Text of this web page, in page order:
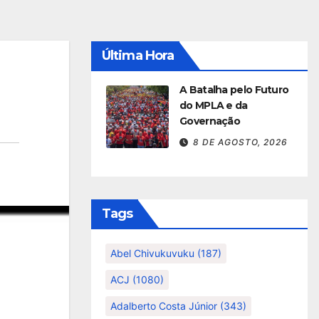
Última Hora
A Batalha pelo Futuro
do MPLA e da
Governação
8 DE AGOSTO, 2026
Tags
Abel Chivukuvuku (187)
ACJ (1080)
Adalberto Costa Júnior (343)